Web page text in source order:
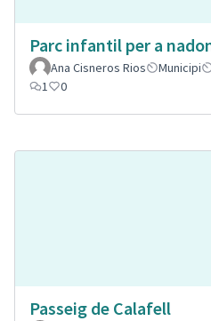
Parc infantil per a
Ana Cisneros Rios
Municipi
1
0
Passeig de Calafell